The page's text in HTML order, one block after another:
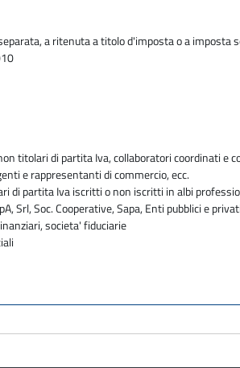
a ritenuta a titolo d'imposta o a
titolari di partita Iva, collaboratori coordinati e
e rappresentanti di commercio, ecc.
di partita Iva iscritti o non iscritti in albi
Srl, Soc. Cooperative, Sapa, Enti pubblici e
societa' fiduciarie